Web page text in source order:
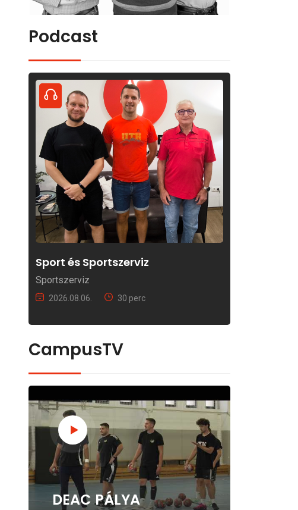
Podcast
Sport és Sportszerviz
Sportszerviz
2026.08.06. 30 perc
CampusTV
DEAC PÁLYA